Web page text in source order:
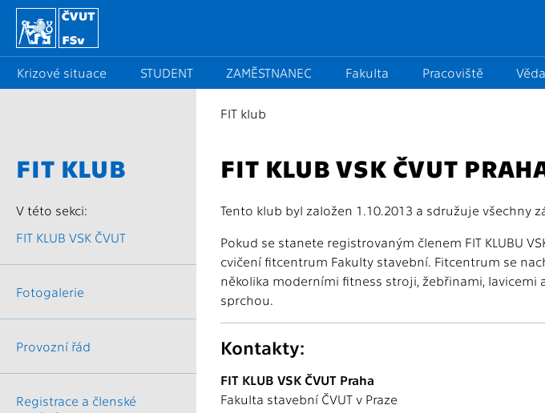
Krizové situace STUDENT ZAMĚSTNANEC Fakulta Pracoviště
FIT KLUB
V této sekci:
FIT KLUB VSK ČVUT
Fotogalerie
Provozní řád
Registrace a členské
FIT klub
FIT KLUB VSK ČVUT
Tento klub byl založen 1.10.2013 a sdružuje všechny
Pokud se stanete registrovaným členem FIT KLUBU
cvičení fitcentrum Fakulty stavební. Fitcentrum se
několika moderními fitness stroji, žebřinami, lavicemi
sprchou.
Kontakty:
FIT KLUB VSK ČVUT Praha
Fakulta stavební ČVUT v Praze